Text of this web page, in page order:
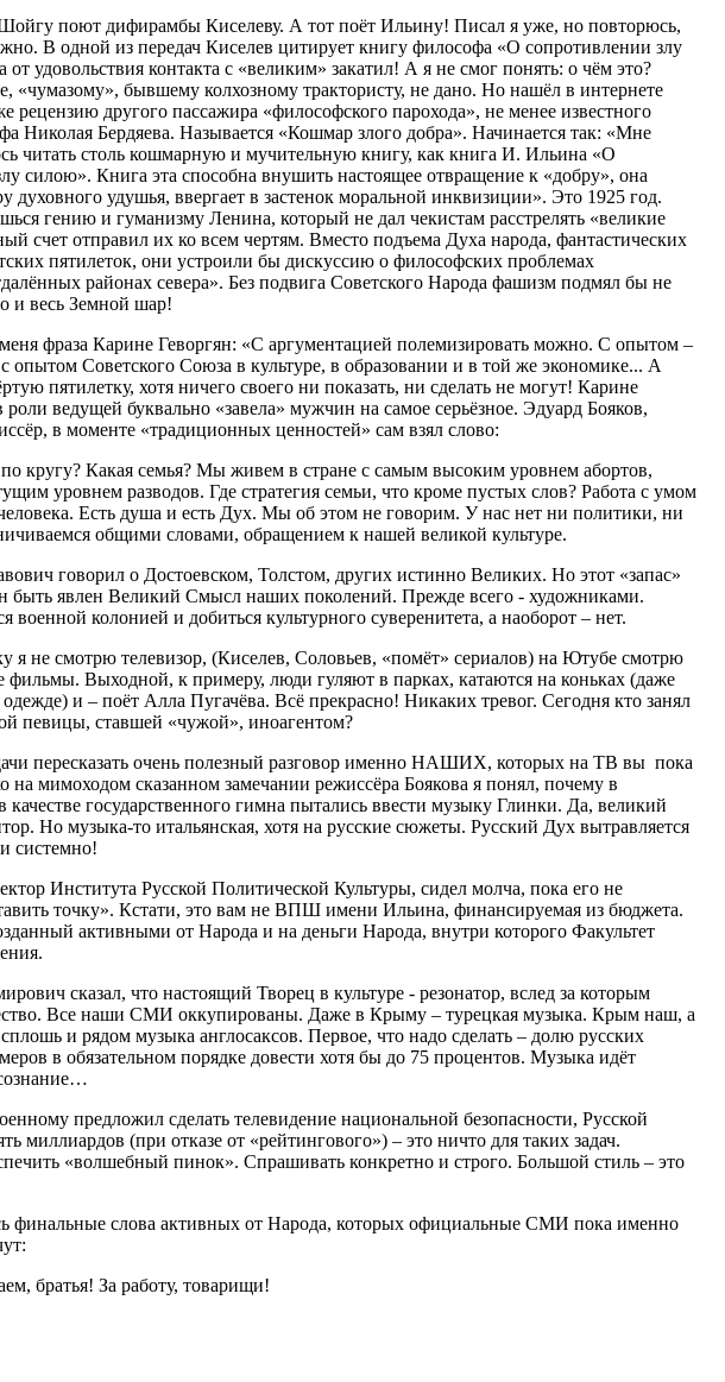
поют дифирамбы Киселеву. А тот поёт Ильину! Писал я уже, но повторюсь,
В одной из передач Киселев цитирует книгу философа «О сопротивлении злу
удовольствия контакта с «великим» закатил! А я не смог понять: о чём это?
«чумазому», бывшему колхозному трактористу, не дано. Но нашёл в интернете
рецензию другого пассажира «философского парохода», не менее известного
Николая Бердяева. Называется «Кошмар злого добра». Начинается так: «Мне
читать столь кошмарную и мучительную книгу, как книга И. Ильина «О
силою». Книга эта способна внушить настоящее отвращение к «добру», она
духовного удушья, ввергает в застенок моральной инквизиции». Это 1925 год.
гению и гуманизму Ленина, который не дал чекистам расстрелять «великие
счет отправил их ко всем чертям. Вместо подъема Духа народа, фантастических
пятилеток, они устроили бы дискуссию о философских проблемах
районах севера». Без подвига Советского Народа фашизм подмял бы не
и весь Земной шар!
фраза Карине Геворгян: «С аргументацией полемизировать можно. С опытом –
опытом Советского Союза в культуре, в образовании и в той же экономике... А
пятилетку, хотя ничего своего ни показать, ни сделать не могут! Карине
роли ведущей буквально «завела» мужчин на самое серьёзное. Эдуард Бояков,
в моменте «традиционных ценностей» сам взял слово:
кругу? Какая семья? Мы живем в стране с самым высоким уровнем абортов,
уровнем разводов. Где стратегия семьи, что кроме пустых слов? Работа с умом
Есть душа и есть Дух. Мы об этом не говорим. У нас нет ни политики, ни
общими словами, обращением к нашей великой культуре.
говорил о Достоевском, Толстом, других истинно Великих. Но этот «запас»
быть явлен Великий Смысл наших поколений. Прежде всего - художниками.
военной колонией и добиться культурного суверенитета, а наоборот – нет.
я не смотрю телевизор, (Киселев, Соловьев, «помёт» сериалов) на Ютубе смотрю
фильмы. Выходной, к примеру, люди гуляют в парках, катаются на коньках (даже
и – поёт Алла Пугачёва. Всё прекрасно! Никаких тревог. Сегодня кто занял
певицы, ставшей «чужой», иноагентом?
пересказать очень полезный разговор именно НАШИХ, которых на ТВ вы пока
на мимоходом сказанном замечании режиссёра Боякова я понял, почему в
качестве государственного гимна пытались ввести музыку Глинки. Да, великий
Но музыка-то итальянская, хотя на русские сюжеты. Русский Дух вытравляется
системно!
Института Русской Политической Культуры, сидел молча, пока его не
точку». Кстати, это вам не ВПШ имени Ильина, финансируемая из бюджета.
активными от Народа и на деньги Народа, внутри которого Факультет
сказал, что настоящий Творец в культуре - резонатор, вслед за которым
Все наши СМИ оккупированы. Даже в Крыму – турецкая музыка. Крым наш, а
и рядом музыка англосаксов. Первое, что надо сделать – долю русских
в обязательном порядке довести хотя бы до 75 процентов. Музыка идёт
предложил сделать телевидение национальной безопасности, Русской
миллиардов (при отказе от «рейтингового») – это ничто для таких задач.
«волшебный пинок». Спрашивать конкретно и строго. Большой стиль – это
финальные слова активных от Народа, которых официальные СМИ пока именно
братья! За работу, товарищи!